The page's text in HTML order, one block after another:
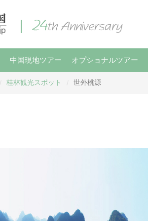
中国現地ツアー オプショナルツアー
桂林観光スポット 世外桃源